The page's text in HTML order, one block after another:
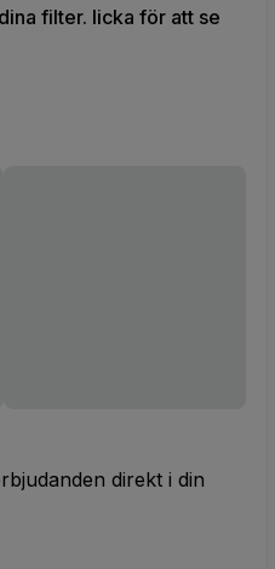
filter. licka för att se
direkt i din